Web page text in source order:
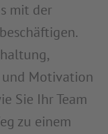
mit der
Motivation
Sie Ihr Team
zu einem